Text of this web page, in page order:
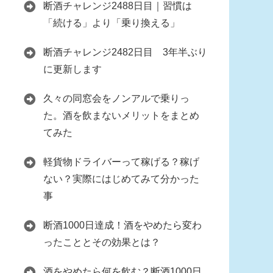
断酒チャレンジ2488日目｜習慣は
「続ける」より「乗り換える」
断酒チャレンジ2482日目 3年半ぶり
に更新します
久々の同窓会をノンアルで乗りっ
た。酒を飲まないメリットをまとめ
てみた
軽貨物ドライバーって稼げる？稼げ
ない？実際にはじめてみて分かった
事
断酒1000日達成！酒をやめたら変わ
ったこととその効果とは？